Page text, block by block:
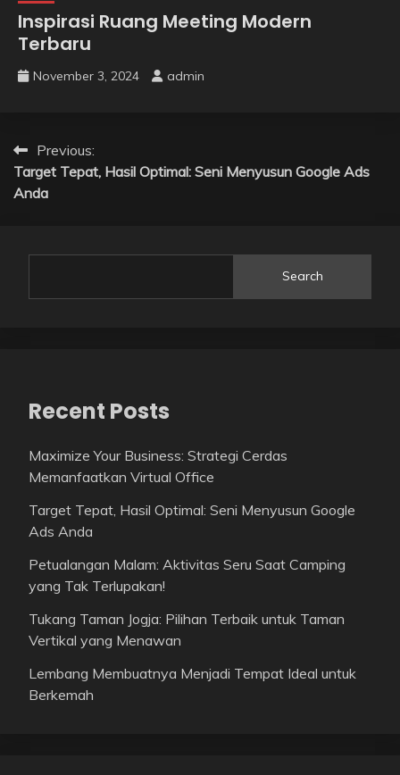
Inspirasi Ruang Meeting Modern
Terbaru
November 3, 2024 admin
Post
navigation
Previous:
Target Tepat, Hasil Optimal: Seni Menyusun Google Ads
Anda
Search
Recent Posts
Maximize Your Business: Strategi Cerdas
Memanfaatkan Virtual Office
Target Tepat, Hasil Optimal: Seni Menyusun Google
Ads Anda
Petualangan Malam: Aktivitas Seru Saat Camping
yang Tak Terlupakan!
Tukang Taman Jogja: Pilihan Terbaik untuk Taman
Vertikal yang Menawan
Lembang Membuatnya Menjadi Tempat Ideal untuk
Berkemah